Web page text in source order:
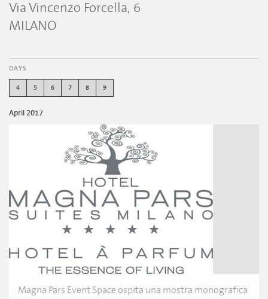
Via Vincenzo Forcella, 6
MILANO
DAYS
4 5 6 7 8 9
April 2017
Magna Pars Event Space ospita una mostra monografica